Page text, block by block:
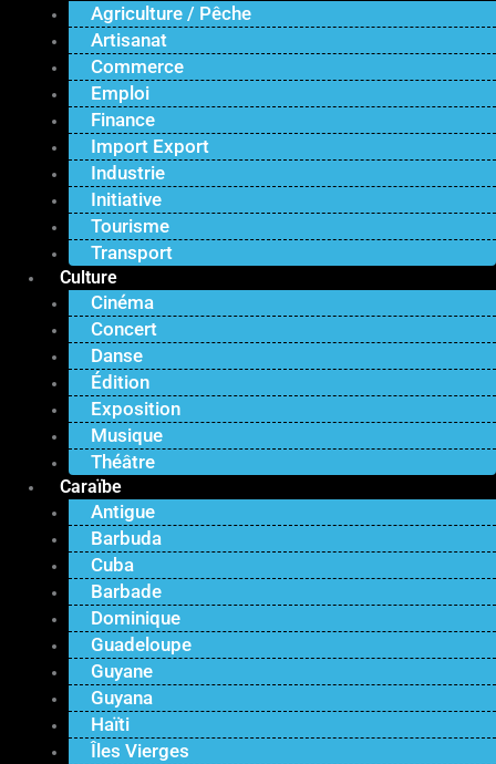
Agriculture / Pêche
Artisanat
Commerce
Emploi
Finance
Import Export
Industrie
Initiative
Tourisme
Transport
Culture
Cinéma
Concert
Danse
Édition
Exposition
Musique
Théâtre
Caraïbe
Antigue
Barbuda
Cuba
Barbade
Dominique
Guadeloupe
Guyane
Guyana
Haïti
Îles Vierges